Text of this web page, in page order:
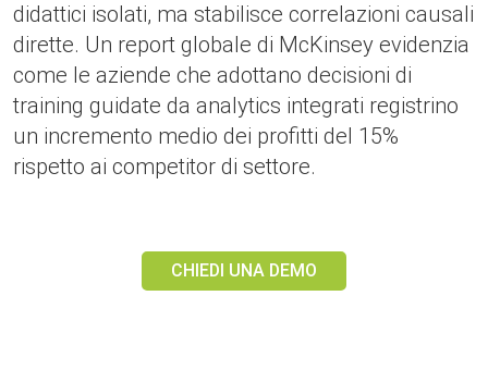
didattici isolati, ma stabilisce correlazioni causali
dirette. Un report globale di McKinsey evidenzia
come le aziende che adottano decisioni di
training guidate da analytics integrati registrino
un incremento medio dei profitti del 15%
rispetto ai competitor di settore.
CHIEDI UNA DEMO